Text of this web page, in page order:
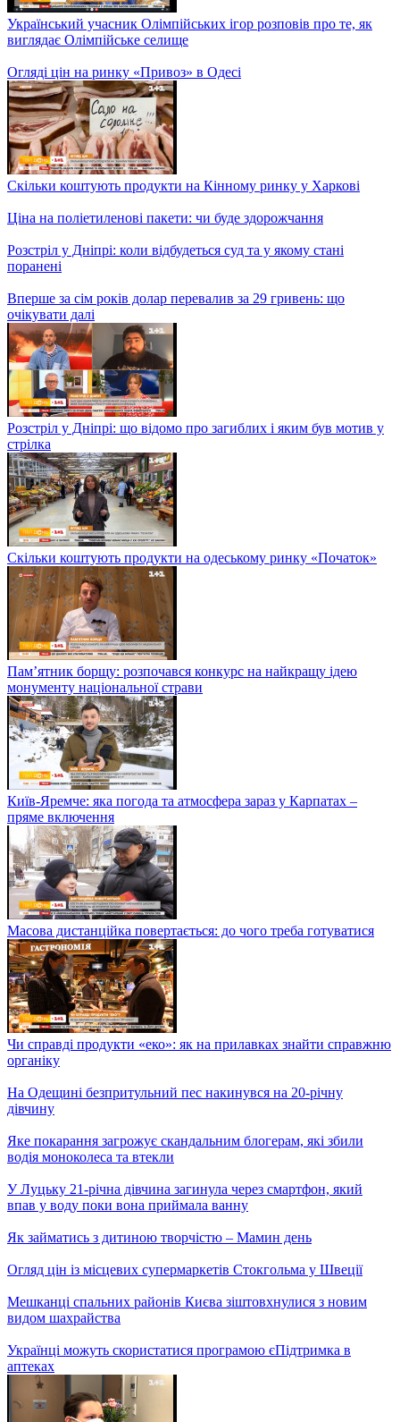
День бабака: як в Україні здавна пророкували погоду
Куди зник ртутний термометр з аптек
Український учасник Олімпійських ігор розповів про те, як
Огляді цін на ринку «Привоз» в Одесі
Скільки коштують продукти на Кінному ринку у Харкові
Ціна на поліетиленові пакети: чи буде здорожчання
Розстріл у Дніпрі: коли відбудеться суд та у якому стані
поранені
Вперше за сім років долар перевалив за 29 гривень: що
очікувати далі
Розстріл у Дніпрі: що відомо про загиблих і яким був мотив у
стрілка
Пам’ятник борщу: розпочався конкурс на найкращу ідею
Київ-Яремче: яка погода та атмосфера зараз у Карпатах –
пряме включення